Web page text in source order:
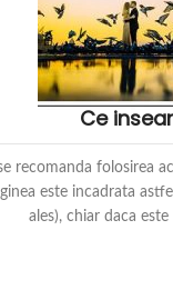
Ce
recomanda folosirea
este incadrata
ales), chiar daca